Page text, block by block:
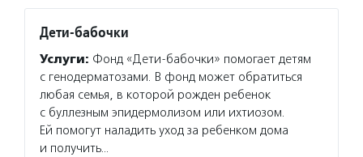
Дети-бабочки
Услуги: Фонд «Дети-бабочки» помогает детям
с генодерматозами. В фонд может обратиться
любая семья, в которой рожден ребенок
с буллезным эпидермолизом или ихтиозом.
Ей помогут наладить уход за ребенком дома
и получить…